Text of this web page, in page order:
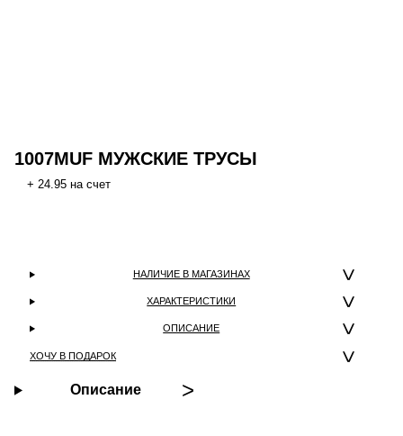
1007MUF МУЖСКИЕ ТРУСЫ
+ 24.95 на счет
НАЛИЧИЕ В МАГАЗИНАХ
ХАРАКТЕРИСТИКИ
ОПИСАНИЕ
ХОЧУ В ПОДАРОК
Описание